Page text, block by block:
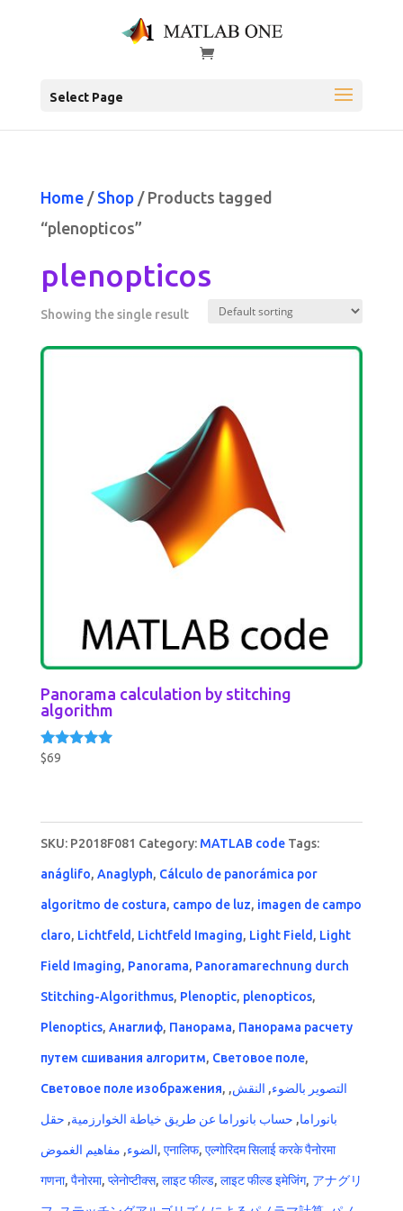
Select Page
Home/ Shop/ Products tagged
“plenopticos”
plenopticos
Showing the single result
Panorama calculation by stitching
algorithm
Rated
$69
SKU: P2018F081 Category: MATLAB code Tags:
anáglifo, Anaglyph, Cálculo de panorámica por
algoritmo de costura, campo de luz, imagen de campo
claro, Lichtfeld , Lichtfeld Imaging, Light Field , Light
Field Imaging, Panorama, Panoramarechnung durch
Stitching-Algorithmus, Plenoptic, plenopticos,
Plenoptics, Анаглиф, Панорама, Панорама расчету
путем сшивания алгоритм, Световое поле,
Световое поле изображения, التصوير بالضوء, النقش,
بانوراما, حساب بانوراما عن طريق خياطة الخوارزمية, حقل
الضوء, مفاهيم الغموض , एनालिफ, एल्गोरिदम सिलाई करके पैनोरमा
गणना, पैनोरमा, प्लेनोप्टीक्स, लाइट फील्ड, लाइट फील्ड इमेजिंग, アナグリ